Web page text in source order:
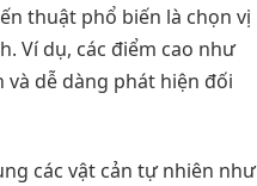
thuật phổ biến là chọn vị
Ví dụ, các điểm cao như
dễ dàng phát hiện đối
các vật cản tự nhiên như